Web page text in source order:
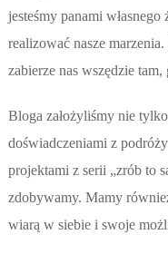
jesteśmy panami
realizować nasze
zabierze nas wszędzie
Bloga założyliśmy nie
doświadczeniami z
projektami z serii „zrób to
zdobywamy. Mamy
wiarą w siebie i swoje